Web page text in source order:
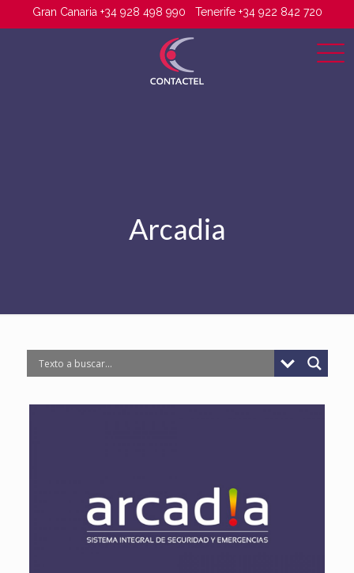
Gran Canaria +34 928 498 990 Tenerife +34 922 842 720
Arcadia